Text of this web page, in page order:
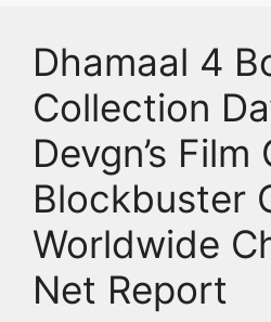
Dhamaal 4
Collection
Devgn’s Film
Blockbuster
Worldwide
Net Report